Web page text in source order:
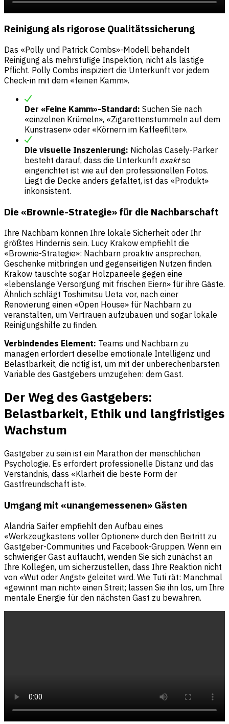
Reinigung als rigorose Qualitätssicherung
Das «Polly und Patrick Combs»-Modell behandelt
Reinigung als mehrstufige Inspektion, nicht als lästige
Pflicht. Polly Combs inspiziert die Unterkunft vor jedem
Check-in mit dem «feinen Kamm».
Der «Feine Kamm»-Standard: Suchen Sie nach
«einzelnen Krümeln», «Zigarettenstummeln auf dem
Kunstrasen» oder «Körnern im Kaffeefilter».
Die visuelle Inszenierung: Nicholas Casely-Parker
besteht darauf, dass die Unterkunft exaktso
eingerichtet ist wie auf den professionellen Fotos.
Liegt die Decke anders gefaltet, ist das «Produkt»
inkonsistent.
Die «Brownie-Strategie» für die Nachbarschaft
Ihre Nachbarn können Ihre lokale Sicherheit oder Ihr
größtes Hindernis sein. Lucy Krakow empfiehlt die
«Brownie-Strategie»: Nachbarn proaktiv ansprechen,
Geschenke mitbringen und gegenseitigen Nutzen finden.
Krakow tauschte sogar Holzpaneele gegen eine
«lebenslange Versorgung mit frischen Eiern» für ihre Gäste.
Ähnlich schlägt Toshimitsu Ueta vor, nach einer
Renovierung einen «Open House» für Nachbarn zu
veranstalten, um Vertrauen aufzubauen und sogar lokale
Reinigungshilfe zu finden.
Verbindendes Element: Teams und Nachbarn zu
managen erfordert dieselbe emotionale Intelligenz und
Belastbarkeit, die nötig ist, um mit der unberechenbarsten
Variable des Gastgebers umzugehen: dem Gast.
Der Weg des Gastgebers:
Belastbarkeit, Ethik und langfristiges
Wachstum
Gastgeber zu sein ist ein Marathon der menschlichen
Psychologie. Es erfordert professionelle Distanz und das
Verständnis, dass «Klarheit die beste Form der
Gastfreundschaft ist».
Umgang mit «unangemessenen» Gästen
Alandria Saifer empfiehlt den Aufbau eines
«Werkzeugkastens voller Optionen» durch den Beitritt zu
Gastgeber-Communities und Facebook-Gruppen. Wenn ein
schwieriger Gast auftaucht, wenden Sie sich zunächst an
Ihre Kollegen, um sicherzustellen, dass Ihre Reaktion nicht
von «Wut oder Angst» geleitet wird. Wie Tuti rät: Manchmal
«gewinnt man nicht» einen Streit; lassen Sie ihn los, um Ihre
mentale Energie für den nächsten Gast zu bewahren.